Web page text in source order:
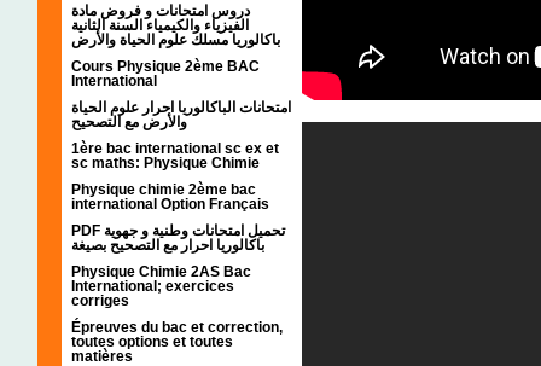
دروس امتحانات و فروض مادة
الفيزياء والكيمياء السنة الثانية
باكالوريا مسلك علوم الحياة والأرض
Cours Physique 2ème BAC
International
امتحانات الباكالوريا احرار علوم الحياة
والأرض مع التصحيح
1ère bac international sc ex et
sc maths: Physique Chimie
Physique chimie 2ème bac
international Option Français
PDF تحميل امتحانات وطنية و جهوية
باكالوريا احرار مع التصحيح بصيغة
Physique Chimie 2AS Bac
International; exercices
corriges
Épreuves du bac et correction,
toutes options et toutes
matières